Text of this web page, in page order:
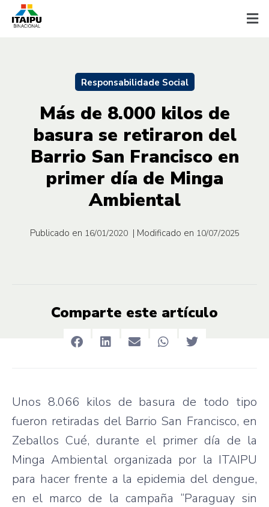
Responsabilidade Social
Más de 8.000 kilos de
basura se retiraron del
Barrio San Francisco en
primer día de Minga
Ambiental
Publicado en 16/01/2020 | Modificado en 10/07/2025
Comparte este artículo
Unos 8.066 kilos de basura de todo tipo
fueron retiradas del Barrio San Francisco, en
Zeballos Cué, durante el primer día de la
Minga Ambiental organizada por la ITAIPU
para hacer frente a la epidemia del dengue,
en el marco de la campaña “Paraguay sin